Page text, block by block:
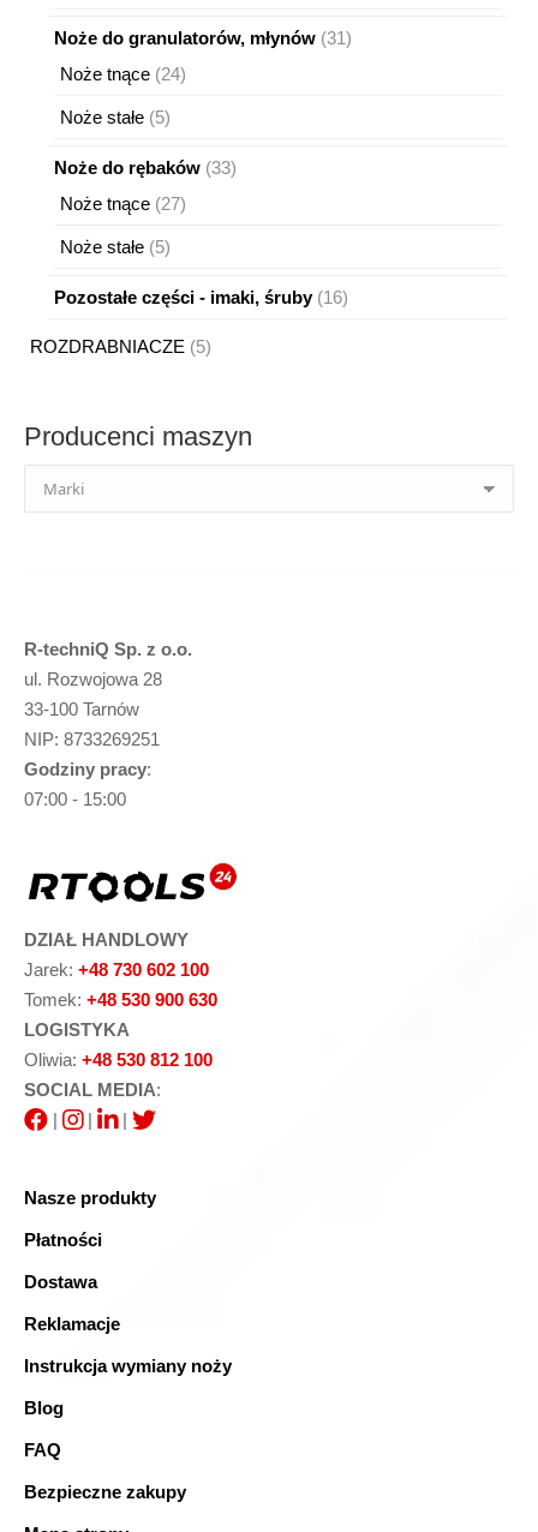
Noże do granulatorów, młynów 3131
Noże tnące 2424
Noże stałe 55
Noże do rębaków 3333
Noże tnące 2727
Noże stałe 55
Pozostałe części - imaki, śruby 1616
ROZDRABNIACZE
55
Producenci maszyn
R-techniQ Sp. z o.o.
ul. Rozwojowa 28
33-100 Tarnów
NIP: 8733269251
Godziny pracy:
07:00 - 15:00
DZIAŁ HANDLOWY
Jarek: +48 730 602 100
Tomek: +48 530 900 630
LOGISTYKA
Oliwia: +48 530 812 100
SOCIAL MEDIA:
|
| |
Nasze produkty
Płatności
Dostawa
Reklamacje
Instrukcja wymiany noży
Blog
FAQ
Bezpieczne zakupy